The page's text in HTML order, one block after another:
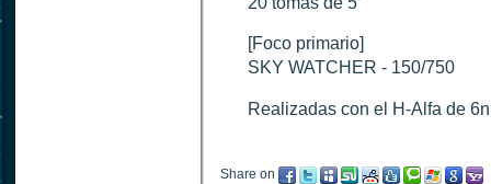
[Foco primario]
SKY WATCHER - 150/750
Realizadas con el H-Alfa de
Share on